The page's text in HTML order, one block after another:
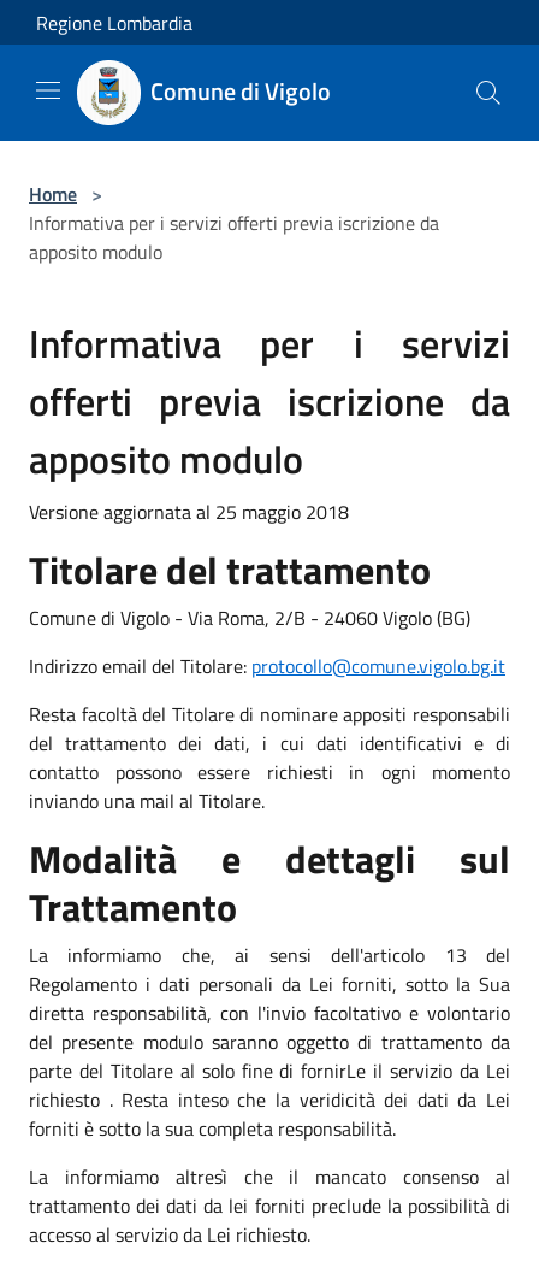
Salta al contenuto principale
Regione Lombardia
Comune di Vigolo
Home >
Informativa per i servizi offerti previa iscrizione da
apposito modulo
Informativa per i servizi
offerti previa iscrizione da
apposito modulo
Versione aggiornata al 25 maggio 2018
Titolare del trattamento
Comune di Vigolo - Via Roma, 2/B - 24060 Vigolo (BG)
Indirizzo email del Titolare: protocollo@comune.vigolo.bg.it
Resta facoltà del Titolare di nominare appositi responsabili
del trattamento dei dati, i cui dati identificativi e di
contatto possono essere richiesti in ogni momento
inviando una mail al Titolare.
Modalità e dettagli sul
Trattamento
La informiamo che, ai sensi dell'articolo 13 del
Regolamento i dati personali da Lei forniti, sotto la Sua
diretta responsabilità, con l'invio facoltativo e volontario
del presente modulo saranno oggetto di trattamento da
parte del Titolare al solo fine di fornirLe il servizio da Lei
richiesto . Resta inteso che la veridicità dei dati da Lei
forniti è sotto la sua completa responsabilità.
La informiamo altresì che il mancato consenso al
trattamento dei dati da lei forniti preclude la possibilità di
accesso al servizio da Lei richiesto.